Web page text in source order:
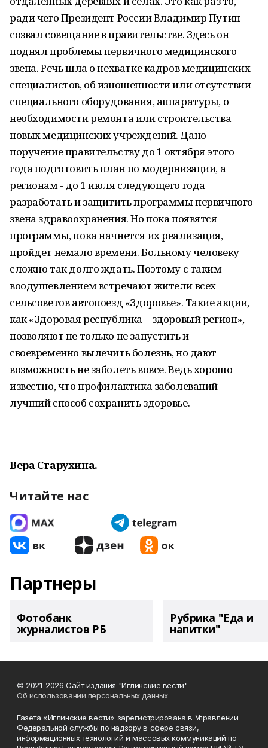
ради чего Президент России Владимир Путин
созвал совещание в правительстве. Здесь он
поднял проблемы первичного медицинского
звена. Речь шла о нехватке кадров медицинских
специалистов, об изношенности или отсутствии
специального оборудования, аппаратуры, о
необходимости ремонта или строительства
новых медицинских учреждений. Дано
поручение правительству до 1 октября этого
года подготовить план по модернизации, а
регионам - до 1 июля следующего года
разработать и защитить программы первичного
звена здравоохранения. Но пока появятся
программы, пока начнется их реализация,
пройдет немало времени. Больному человеку
сложно так долго ждать. Поэтому с таким
воодушевлением встречают жители всех
сельсоветов автопоезд «Здоровье». Такие акции,
как «Здоровая республика – здоровый регион»,
позволяют не только не запустить и
своевременно вылечить болезнь, но дают
возможность не заболеть вовсе. Ведь хорошо
известно, что профилактика заболеваний –
лучший способ сохранить здоровье.
Вера Старухина.
Читайте нас
Партнеры
Фотобанк
журналистов РБ
Рубрика "Еда и
напитки"
© 2021-2026 Сайт издания "Иглинские вести"
Об использовании персональных данных
Газета «Иглинские вести» зарегистрирована в Управлении
Федеральной службы по надзору в сфере связи,
информационных технологий и массовых коммуникаций по